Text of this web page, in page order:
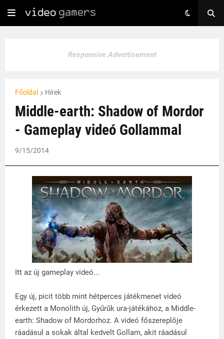
Responsive Advertisement
Főoldal Hírek
Middle-earth: Shadow of Mordor
- Gameplay videó Gollammal
9/15/2014
Itt az új gameplay videó...
Egy új, picit több mint hétperces játékmenet videó
érkezett a Monolith új, Gyűrűk ura-játékához, a Middle-
earth: Shadow of Mordorhoz. A videó főszereplője
ráadásul a sokak által kedvelt Gollam, akit ráadásul